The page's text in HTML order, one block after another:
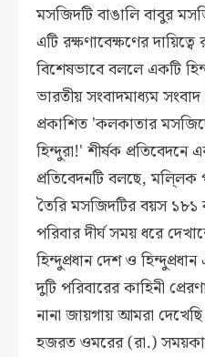
মসজিদটি বাঙালি বাবুর
এটি রক্ষণাবেক্ষণের দায়িত্বে
বিশেষভাবে বললে একটি
ভারতীয় সংবাদমাধ্যম সংবাদ
প্রকাশিত 'কলকাতার
হিন্দুরা!' শীর্ষক প্রতিবেদনে
প্রতিবেদনটি বলছে,
তৈরি মসজিদটির বয়স
পরিবার দীর্ঘ সময় ধরে
হিন্দুপ্রধান দেশ ও
দুটি পরিবারের কাহিনী
নানা জায়গায় আমরা
হজরত ওমরের (রা.)